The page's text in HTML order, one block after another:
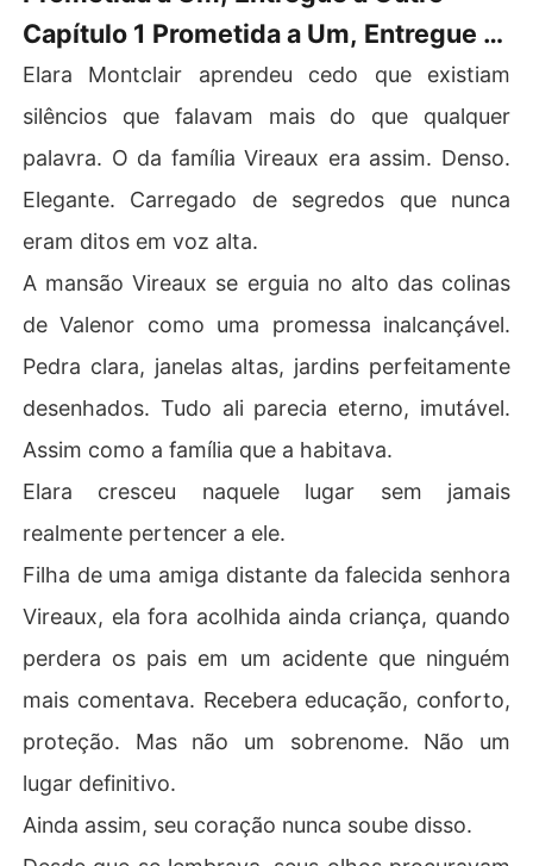
dor abriria caminho para algo ainda maior. Edric Vireau
x, o patriarca da família, lhe faz uma proposta impensáv
m qualquer um de seus seis filhos.
Ela não escolhe.
Diante do espanto da elite de Valenor, Elara diz "sim" a
Lucien Vireaux, o primogênito. Frio. Reservado. CEO da
maior corporação do país. Um homem moldado pelo co
ntrole, pelo dever e por um silêncio que afasta qualquer
tentativa de aproximação.
Lucien parece feito de gelo...
até que Elara descobre que, por trás da frieza, existe u
m homem capaz de proteger, cuidar e amar com uma int
ensidade que ela nunca imaginou merecer.
E se o homem errado nunca foi o erro?
E se o amor verdadeiro não precisa ser escolhido... ape
nas reconhecido?
Capítulo 1 Prometida a Um, Entregue a
Outro
Elara Montclair aprendeu cedo que existiam
silêncios que falavam mais do que qualquer
palavra. O da família Vireaux era assim. Denso.
Elegante. Carregado de segredos que nunca
eram ditos em voz alta.
A mansão Vireaux se erguia no alto das colinas
de Valenor como uma promessa inalcançável.
Pedra clara, janelas altas, jardins perfeitamente
desenhados. Tudo ali parecia eterno, imutável.
Assim como a família que a habitava.
Elara cresceu naquele lugar sem jamais
realmente pertencer a ele.
Filha de uma amiga distante da falecida senhora
Vireaux, ela fora acolhida ainda criança, quando
perdera os pais em um acidente que ninguém
mais comentava. Recebera educação, conforto,
proteção. Mas não um sobrenome. Não um
lugar definitivo.
Ainda assim, seu coração nunca soube disso.